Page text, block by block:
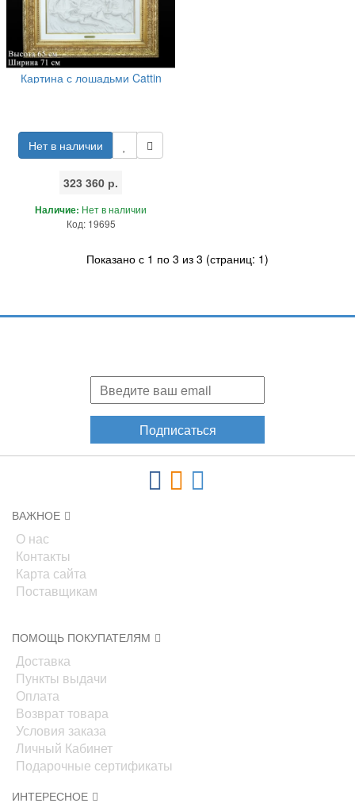
Картина с лошадьми Cattin
Нет в наличии
323 360 р.
Наличие: Нет в наличии
Код: 19695
Показано с 1 по 3 из 3 (страниц: 1)
Подписаться
ВАЖНОЕ
О нас
Контакты
Карта сайта
Поставщикам
ПОМОЩЬ ПОКУПАТЕЛЯМ
Доставка
Пункты выдачи
Оплата
Возврат товара
Условия заказа
Личный Кабинет
Подарочные сертификаты
ИНТЕРЕСНОЕ